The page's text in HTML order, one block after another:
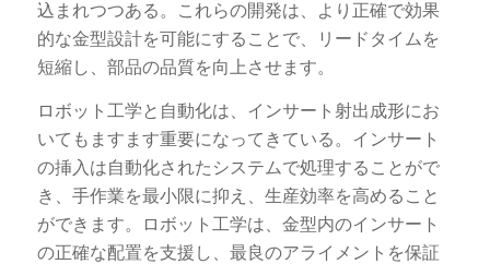
込まれつつある。これらの開発は、より正確で効果
的な金型設計を可能にすることで、リードタイムを
短縮し、部品の品質を向上させます。
ロボット工学と自動化は、インサート射出成形にお
いてもますます重要になってきている。インサート
の挿入は自動化されたシステムで処理することがで
き、手作業を最小限に抑え、生産効率を高めること
ができます。ロボット工学は、金型内のインサート
の正確な配置を支援し、最良のアライメントを保証